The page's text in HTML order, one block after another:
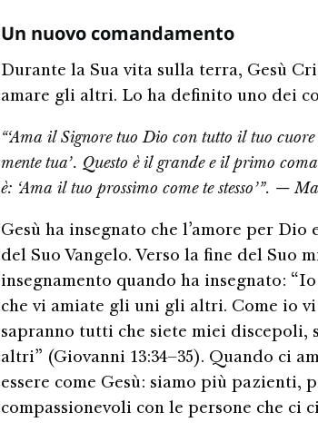
Un nuovo comandamento
Durante la Sua vita sulla terra, Gesù
amare gli altri. Lo ha definito uno dei
“‘Ama il Signore tuo Dio con tutto il tuo
mente tua’. Questo è il grande e il primo
è: ‘Ama il tuo prossimo come te stesso’”. —
Gesù ha insegnato che l’amore per
del Suo Vangelo. Verso la fine del Suo
insegnamento quando ha insegnato:
che vi amiate gli uni gli altri. Come io
sapranno tutti che siete miei discepoli,
altri” (Giovanni 13:34–35). Quando ci
essere come Gesù: siamo più pazienti,
compassionevoli con le persone che ci